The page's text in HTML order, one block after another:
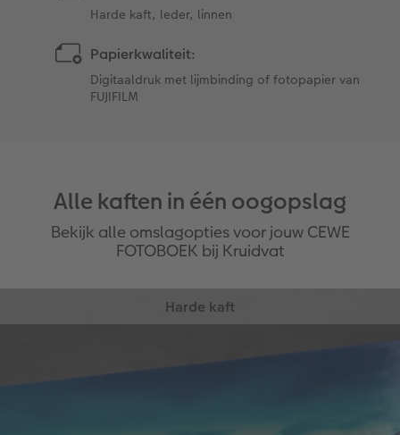
Harde kaft, leder, linnen
Papierkwaliteit:
Digitaaldruk met lijmbinding of fotopapier van
FUJIFILM
Alle kaften in één oogopslag
Bekijk alle omslagopties voor jouw CEWE
FOTOBOEK bij Kruidvat